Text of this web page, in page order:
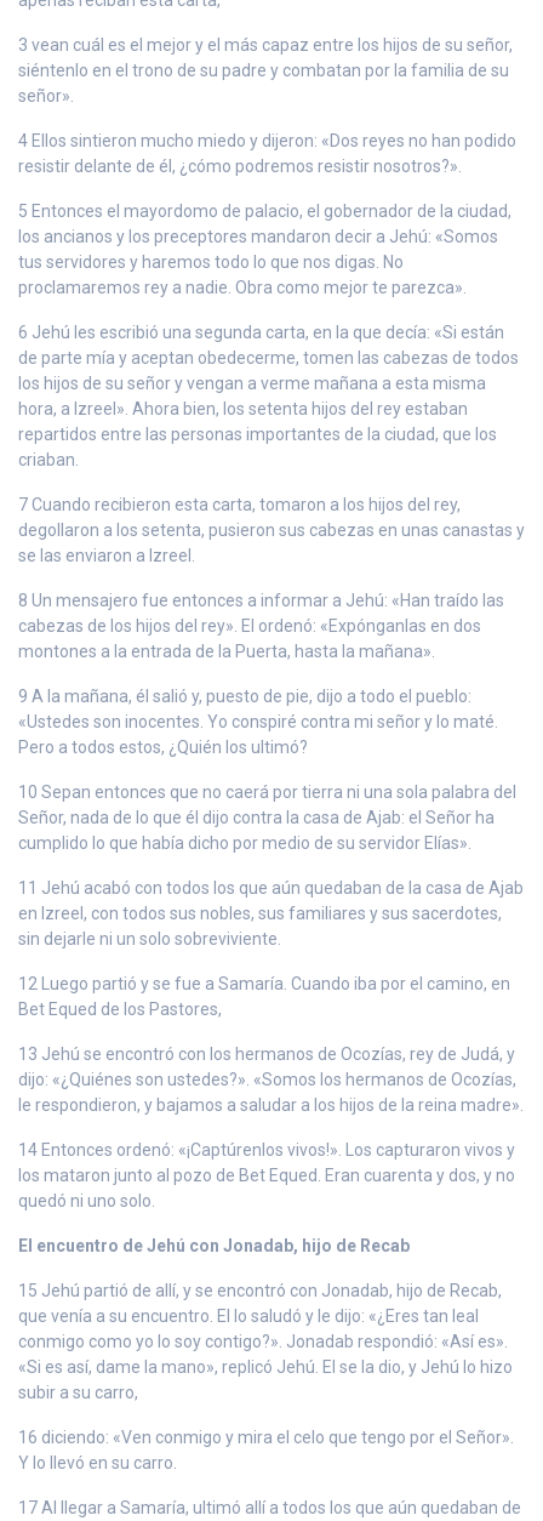
3 vean cuál es el mejor y el más capaz entre los hijos de su señor,
siéntenlo en el trono de su padre y combatan por la familia de su
señor».
4 Ellos sintieron mucho miedo y dijeron: «Dos reyes no han podido
resistir delante de él, ¿cómo podremos resistir nosotros?».
5 Entonces el mayordomo de palacio, el gobernador de la ciudad,
los ancianos y los preceptores mandaron decir a Jehú: «Somos
tus servidores y haremos todo lo que nos digas. No
proclamaremos rey a nadie. Obra como mejor te parezca».
6 Jehú les escribió una segunda carta, en la que decía: «Si están
de parte mía y aceptan obedecerme, tomen las cabezas de todos
los hijos de su señor y vengan a verme mañana a esta misma
hora, a Izreel». Ahora bien, los setenta hijos del rey estaban
repartidos entre las personas importantes de la ciudad, que los
criaban.
7 Cuando recibieron esta carta, tomaron a los hijos del rey,
degollaron a los setenta, pusieron sus cabezas en unas canastas y
se las enviaron a Izreel.
8 Un mensajero fue entonces a informar a Jehú: «Han traído las
cabezas de los hijos del rey». El ordenó: «Expónganlas en dos
montones a la entrada de la Puerta, hasta la mañana».
9 A la mañana, él salió y, puesto de pie, dijo a todo el pueblo:
«Ustedes son inocentes. Yo conspiré contra mi señor y lo maté.
Pero a todos estos, ¿Quién los ultimó?
10 Sepan entonces que no caerá por tierra ni una sola palabra del
Señor, nada de lo que él dijo contra la casa de Ajab: el Señor ha
cumplido lo que había dicho por medio de su servidor Elías».
11 Jehú acabó con todos los que aún quedaban de la casa de Ajab
en Izreel, con todos sus nobles, sus familiares y sus sacerdotes,
sin dejarle ni un solo sobreviviente.
12 Luego partió y se fue a Samaría. Cuando iba por el camino, en
Bet Equed de los Pastores,
13 Jehú se encontró con los hermanos de Ocozías, rey de Judá, y
dijo: «¿Quiénes son ustedes?». «Somos los hermanos de Ocozías,
le respondieron, y bajamos a saludar a los hijos de la reina madre».
14 Entonces ordenó: «¡Captúrenlos vivos!». Los capturaron vivos y
los mataron junto al pozo de Bet Equed. Eran cuarenta y dos, y no
quedó ni uno solo.
El encuentro de Jehú con Jonadab, hijo de Recab
15 Jehú partió de allí, y se encontró con Jonadab, hijo de Recab,
que venía a su encuentro. El lo saludó y le dijo: «¿Eres tan leal
conmigo como yo lo soy contigo?». Jonadab respondió: «Así es».
«Si es así, dame la mano», replicó Jehú. El se la dio, y Jehú lo hizo
subir a su carro,
16 diciendo: «Ven conmigo y mira el celo que tengo por el Señor».
Y lo llevó en su carro.
17 Al llegar a Samaría, ultimó allí a todos los que aún quedaban de